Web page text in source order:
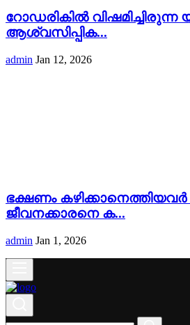
റോഡരികില്‍
ആശ്വസിപ്പിക...
admin Jan 12, 2026
ഭക്ഷണം
ജീവനക്കാരനെ ക...
admin Jan 1, 2026